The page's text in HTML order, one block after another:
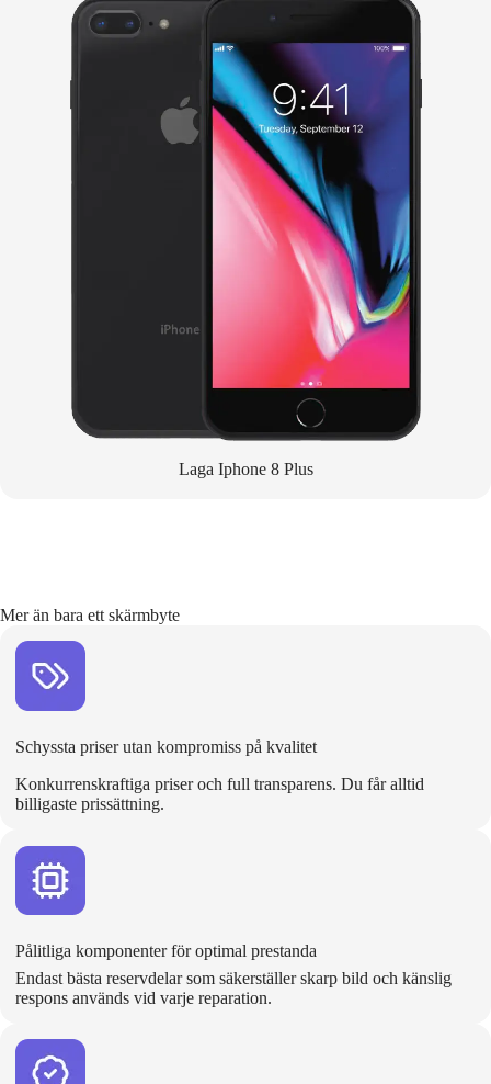
Laga Iphone 8 Plus
Mer än bara ett skärmbyte
Schyssta priser utan kompromiss på kvalitet
Konkurrenskraftiga priser och full transparens. Du får alltid
billigaste prissättning.
Pålitliga komponenter för optimal prestanda
Endast bästa reservdelar som säkerställer skarp bild och känslig
respons används vid varje reparation.